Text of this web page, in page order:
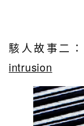
駭人故事二：
intrusion